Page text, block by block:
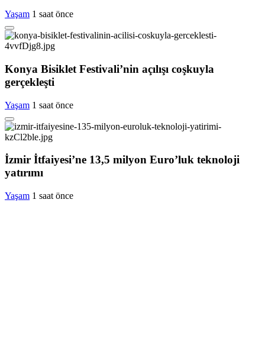
Yaşam 1 saat önce
Konya Bisiklet Festivali’nin açılışı coşkuyla
gerçekleşti
Yaşam 1 saat önce
İzmir İtfaiyesi’ne 13,5 milyon Euro’luk teknoloji
yatırımı
Yaşam 1 saat önce